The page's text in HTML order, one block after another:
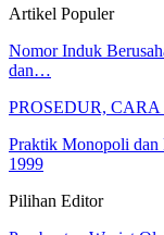
Artikel Populer
Nomor Induk
dan…
PROSEDUR,
Praktik Monopoli dan
1999
Pilihan Editor